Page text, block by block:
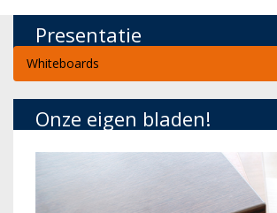
Presentatie
Whiteboards
Onze eigen bladen!